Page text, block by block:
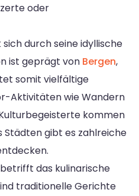
oder
durch seine idyllische
ist geprägt von Bergen,
somit vielfältige
Aktivitäten wie Wandern
kommen
Städten gibt es zahlreiche
das kulinarische
traditionelle Gerichte